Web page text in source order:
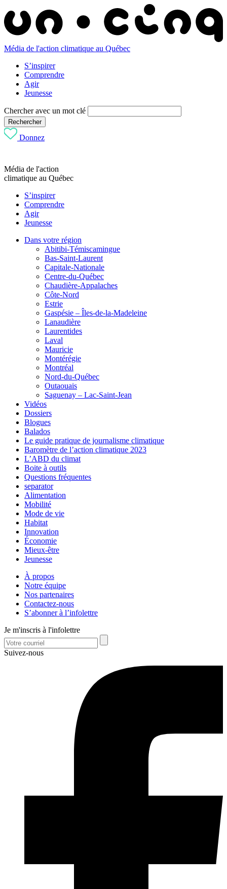
Média de l'action climatique au Québec
S’inspirer
Comprendre
Agir
Jeunesse
Chercher avec un mot clé
Rechercher
Donnez
Média de l'action
climatique au Québec
S’inspirer
Comprendre
Agir
Jeunesse
Dans votre région
Abitibi-Témiscamingue
Bas-Saint-Laurent
Capitale-Nationale
Centre-du-Québec
Chaudière-Appalaches
Côte-Nord
Estrie
Gaspésie – Îles-de-la-Madeleine
Lanaudière
Laurentides
Laval
Mauricie
Montérégie
Montréal
Nord-du-Québec
Outaouais
Saguenay – Lac-Saint-Jean
Vidéos
Dossiers
Blogues
Balados
Le guide pratique de journalisme climatique
Baromètre de l’action climatique 2023
L’ABD du climat
Boite à outils
Questions fréquentes
separator
Alimentation
Mobilité
Mode de vie
Habitat
Innovation
Économie
Mieux-être
Jeunesse
À propos
Notre équipe
Nos partenaires
Contactez-nous
S’abonner à l’infolettre
Je m'inscris à l'infolettre
Suivez-nous